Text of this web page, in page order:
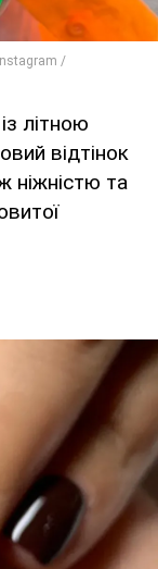
літною
відтінок
ніжністю та